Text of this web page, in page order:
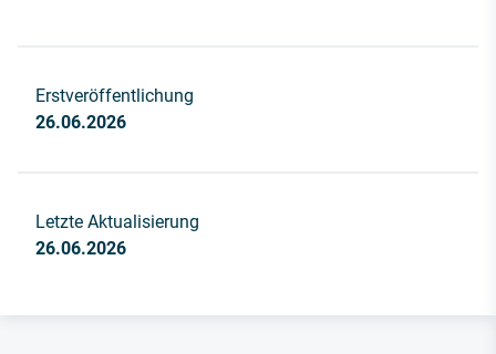
Erstveröffentlichung
26.06.2026
Letzte Aktualisierung
26.06.2026